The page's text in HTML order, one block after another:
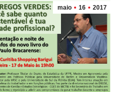
maio 16 2017